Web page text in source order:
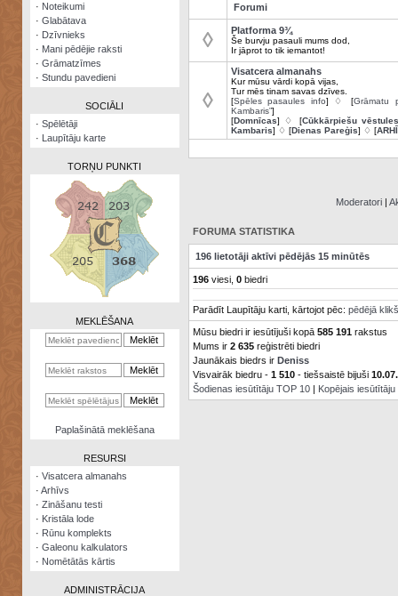
Visatcera
almanahs
Arhīvs
Zināšanu
kalkulators
Nomētātās
· Noteikumi
· Glabātava
· Dzīvnieks
· Mani pēdējie raksti
· Grāmatzīmes
· Stundu pavedieni
SOCIĀLI
· Spēlētāji
· Laupītāju karte
TORŅU PUNKTI
MEKLĒŠANA
Paplašinātā meklēšana
RESURSI
· Visatcera almanahs
· Arhīvs
· Zināšanu testi
· Kristāla lode
· Rūnu komplekts
· Galeonu kalkulators
· Nomētātās kārtis
ADMINISTRĀCIJA
Forumi
◊ Platforma 9¾
Še burvju pasauli mums dod,
Ir jāprot to tik iemantot!
◊
Visatcera almanahs
Kur mūsu vārdi kopā vijas,
Tur mēs tinam savas dzīves.
[Spēles pasaules info] ♢ [Grāmatu
Kambaris”]
[Domnīcas] ♢ [Cūkkārpiešu vēstules
Kambaris] ♢ [Dienas Pareģis] ♢ [
Moderatori |
FORUMA STATISTIKA
196 lietotāji aktīvi pēdējās 15 minūtēs
196viesi, 0biedri
Parādīt Laupītāju karti, kārtojot pēc: pēdējā
Mūsu biedri ir iesūtījuši kopā 585 191rakstus
Mums ir 2 635reģistrēti biedri
Jaunākais biedrs ir Deniss
Visvairāk biedru - 1 510- tiešsaistē bijuši
Šodienas iesūtītāju TOP 10| Kopējais iesūtītāju